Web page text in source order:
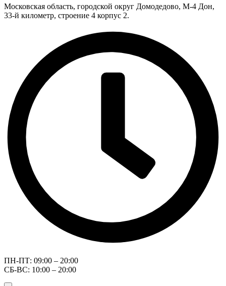
Московская область, городской округ Домодедово, М-4 Дон,
33-й километр, строение 4 корпус 2.
ПН-ПТ: 09:00 – 20:00
СБ-ВС: 10:00 – 20:00